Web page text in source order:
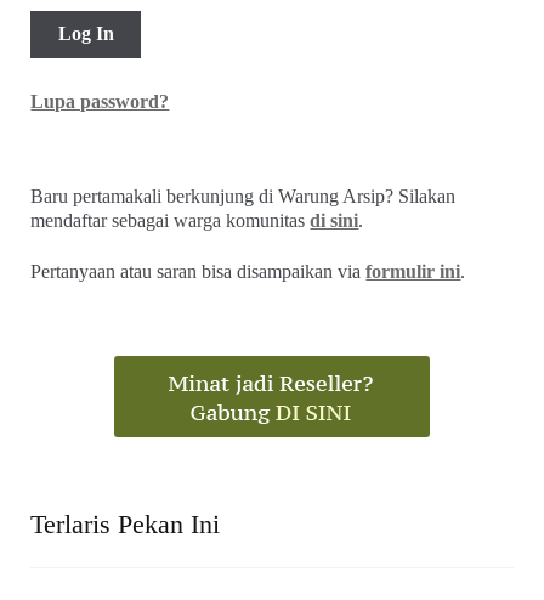
Lupa password?
Baru pertamakali berkunjung di Warung Arsip? Silakan
mendaftar sebagai warga komunitasdi sini.
Pertanyaan atau saran bisa disampaikan viaformulir ini.
Terlaris Pekan Ini